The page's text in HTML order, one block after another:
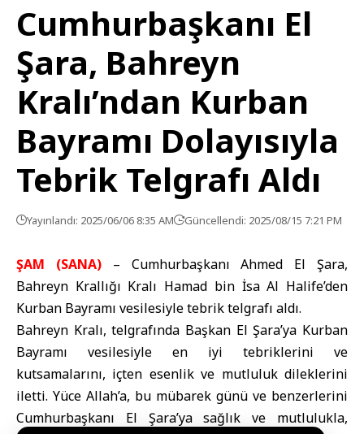
Cumhurbaşkanı El
Şara, Bahreyn
Kralı’ndan Kurban
Bayramı Dolayısıyla
Tebrik Telgrafı Aldı
Yayınlandı: 2025/06/06 8:35 AM Güncellendi: 2025/08/15 7:21 PM
ŞAM (SANA)
– Cumhurbaşkanı Ahmed El Şara,
Bahreyn Krallığı Kralı Hamad bin İsa Al Halife’den
Kurban Bayramı vesilesiyle tebrik telgrafı aldı.
Bahreyn Kralı, telgrafında Başkan El Şara’ya Kurban
Bayramı vesilesiyle en iyi tebriklerini ve
kutsamalarını, içten esenlik ve mutluluk dileklerini
iletti. Yüce Allah’a, bu mübarek günü ve benzerlerini
Cumhurbaşkanı El Şara’ya sağlık ve mutlulukla,